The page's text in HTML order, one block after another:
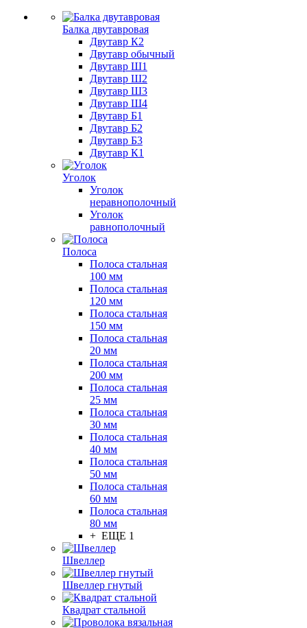
Балка двутавровая
Двутавр К2
Двутавр обычный
Двутавр Ш1
Двутавр Ш2
Двутавр Ш3
Двутавр Ш4
Двутавр Б1
Двутавр Б2
Двутавр Б3
Двутавр К1
Уголок
Уголок
неравнополочный
Уголок
равнополочный
Полоса
Полоса стальная
100 мм
Полоса стальная
120 мм
Полоса стальная
150 мм
Полоса стальная
20 мм
Полоса стальная
200 мм
Полоса стальная
25 мм
Полоса стальная
30 мм
Полоса стальная
40 мм
Полоса стальная
50 мм
Полоса стальная
60 мм
Полоса стальная
80 мм
+ ЕЩЕ 1
Швеллер
Швеллер гнутый
Квадрат стальной